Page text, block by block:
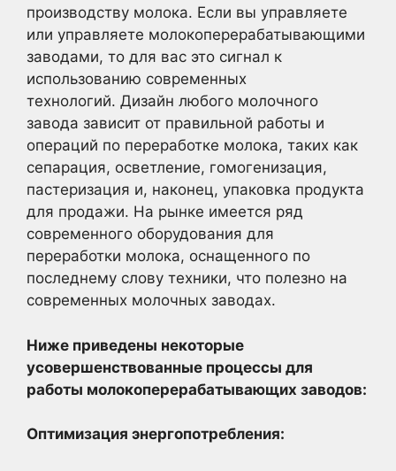
производству молока. Если вы управляете
или управляете молокоперерабатывающими
заводами, то для вас это сигнал к
использованию современных
технологий. Дизайн любого молочного
завода зависит от правильной работы и
операций по переработке молока, таких как
сепарация, осветление, гомогенизация,
пастеризация и, наконец, упаковка продукта
для продажи. На рынке имеется ряд
современного оборудования для
переработки молока, оснащенного по
последнему слову техники, что полезно на
современных молочных заводах.
Ниже приведены некоторые
усовершенствованные процессы для
работы молокоперерабатывающих заводов:
Оптимизация энергопотребления: